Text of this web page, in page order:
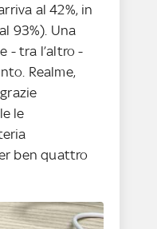
al 42%, in
93%). Una
- tra l’altro -
Realme,
le
ben quattro